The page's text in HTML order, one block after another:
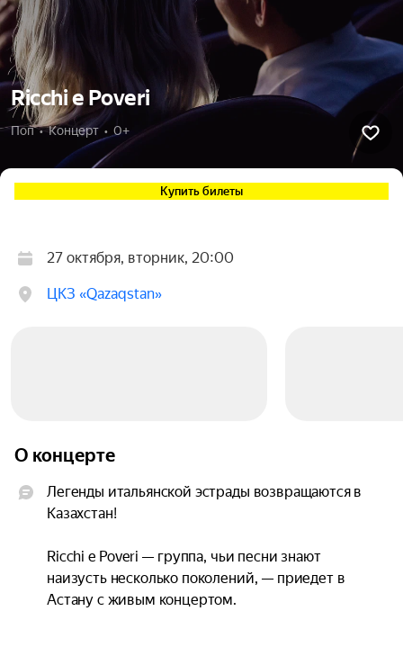
Ricchi e Poveri
Поп  •  Концерт  •  0+
Купить билеты
27 октября, вторник, 20:00
ЦКЗ «Qazaqstan»
О концерте
Легенды итальянской эстрады возвращаются в
Казахстан!
Ricchi e Poveri — группа, чьи песни знают
наизусть несколько поколений, — приедет в
Астану с живым концертом.